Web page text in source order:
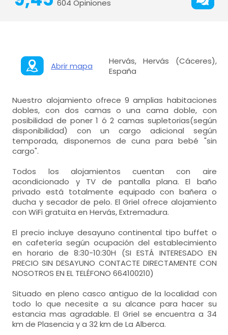
604 Opiniones
Abrir mapa
Hervás, Hervás (Cáceres),
España
Nuestro alojamiento ofrece 9 amplias habitaciones
dobles, con dos camas o una cama doble, con
posibilidad de poner 1 ó 2 camas supletorias(según
disponibilidad) con un cargo adicional según
temporada, disponemos de cuna para bebé "sin
cargo".
Todos los alojamientos cuentan con aire
acondicionado y TV de pantalla plana. El baño
privado está totalmente equipado con bañera o
ducha y secador de pelo. El Griel ofrece alojamiento
con WiFi gratuita en Hervás, Extremadura.
El precio incluye desayuno continental tipo buffet o
en cafetería según ocupación del establecimiento
en horario de 8:30-10:30H (SI ESTÁ INTERESADO EN
PRECIO SIN DESAYUNO CONTACTE DIRECTAMENTE CON
NOSOTROS EN EL TELÉFONO 664100210)
Situado en pleno casco antiguo de la localidad con
todo lo que necesite a su alcance para hacer su
estancia mas agradable. El Griel se encuentra a 34
km de Plasencia y a 32 km de La Alberca.